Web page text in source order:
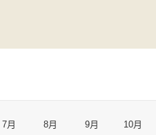
7月 8月 9月 10月